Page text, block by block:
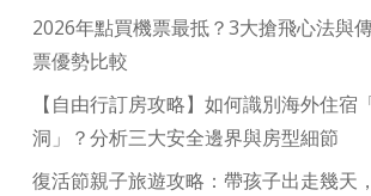
2026年點買機票最抵？3大搶飛心法與
票優勢比較
【自由行訂房攻略】如何識別海外住宿
洞」？分析三大安全邊界與房型細節
復活節親子旅遊攻略：帶孩子出走幾天